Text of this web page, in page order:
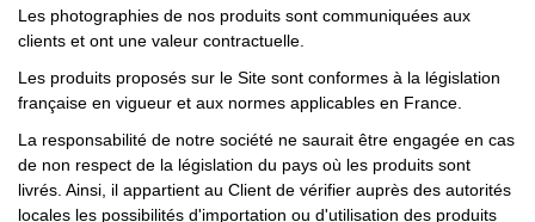
Les photographies de nos produits sont communiquées aux
clients et ont une valeur contractuelle.
Les produits proposés sur le Site sont conformes à la législation
française en vigueur et aux normes applicables en France.
La responsabilité de notre société ne saurait être engagée en cas
de non respect de la législation du pays où les produits sont
livrés. Ainsi, il appartient au Client de vérifier auprès des autorités
locales les possibilités d'importation ou d'utilisation des produits